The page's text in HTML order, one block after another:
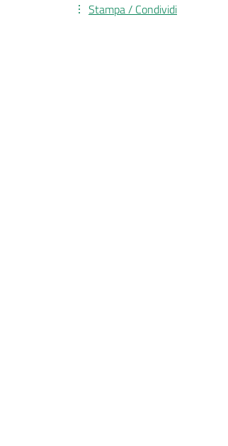
Stampa / Condividi